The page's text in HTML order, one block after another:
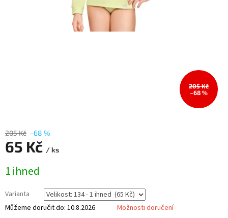
205 Kč
–68 %
205 Kč –68 %
65 Kč / ks
cena:
1 ihned
Varianta
Můžeme doručit do: 10.8.2026 Možnosti doručení